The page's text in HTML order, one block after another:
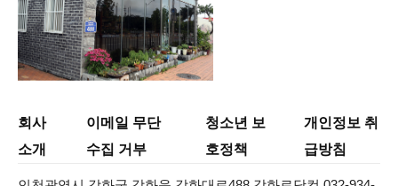
회사
소개
이메일 무단
수집 거부
청소년 보
호정책
개인정보 취
급방침